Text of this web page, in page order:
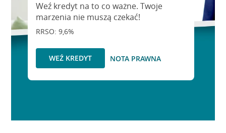
Weź kredyt na to co ważne. Twoje
marzenia nie muszą czekać!
RRSO: 9,6%
WEŹ KREDYT NOTA PRAWNA